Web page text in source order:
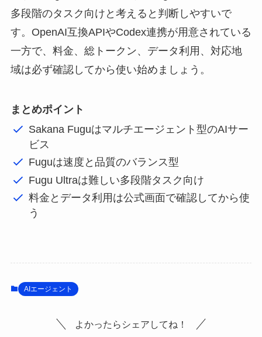
多段階のタスク向けと考えると判断しやすいで
す。OpenAI互換APIやCodex連携が用意されている
一方で、料金、総トークン、データ利用、対応地
域は必ず確認してから使い始めましょう。
まとめポイント
Sakana Fuguはマルチエージェント型のAIサー
ビス
Fuguは速度と品質のバランス型
Fugu Ultraは難しい多段階タスク向け
料金とデータ利用は公式画面で確認してから使
う
AIエージェント
よかったらシェアしてね！